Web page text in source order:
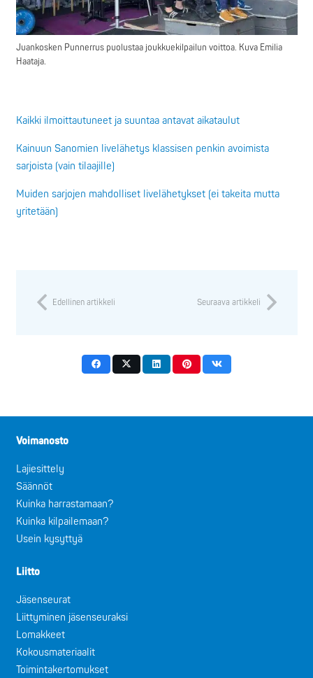
Juankosken Punnerrus puolustaa joukkuekilpailun voittoa. Kuva Emilia
Haataja.
Kaikki ilmoittautuneet ja suuntaa antavat aikataulut
Kainuun Sanomien livelähetys klassisen penkin avoimista
sarjoista (vain tilaajille)
Muiden sarjojen mahdolliset livelähetykset (ei takeita mutta
yritetään)
Edellinen artikkeli Seuraava artikkeli
Voimanosto
Lajiesittely
Säännöt
Kuinka harrastamaan?
Kuinka kilpailemaan?
Usein kysyttyä
Liitto
Jäsenseurat
Liittyminen jäsenseuraksi
Lomakkeet
Kokousmateriaalit
Toimintakertomukset